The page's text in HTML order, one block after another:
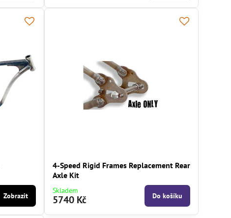
Zobrazit
4-Speed Rigid Frames Replacement Rear
Axle Kit
Skladem
5740 Kč Do košíku